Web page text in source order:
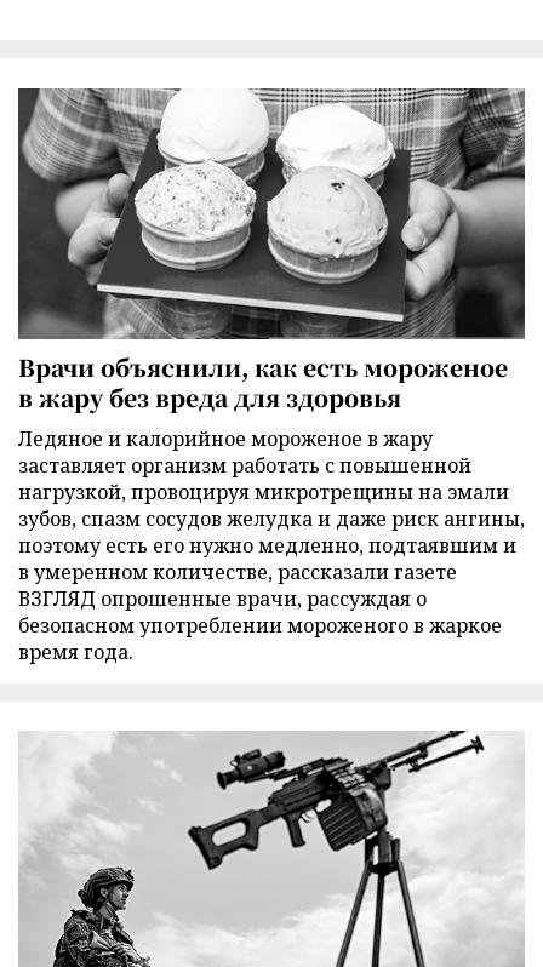
Врачи объяснили, как есть мороженое
в жару без вреда для здоровья
Ледяное и калорийное мороженое в жару
заставляет организм работать с повышенной
нагрузкой, провоцируя микротрещины на эмали
зубов, спазм сосудов желудка и даже риск ангины,
поэтому есть его нужно медленно, подтаявшим и
в умеренном количестве, рассказали газете
ВЗГЛЯД опрошенные врачи, рассуждая о
безопасном употреблении мороженого в жаркое
время года.